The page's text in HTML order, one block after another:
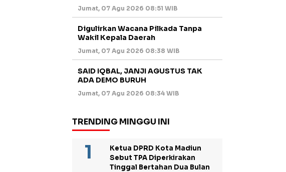
Jumat, 07 Agu 2026 08:51 WIB
Digulirkan Wacana Pilkada Tanpa
Wakil Kepala Daerah
Jumat, 07 Agu 2026 08:38 WIB
SAID IQBAL, JANJI AGUSTUS TAK
ADA DEMO BURUH
Jumat, 07 Agu 2026 08:34 WIB
TRENDING MINGGU INI
Ketua DPRD Kota Madiun
Sebut TPA Diperkirakan
Tinggal Bertahan Dua Bulan